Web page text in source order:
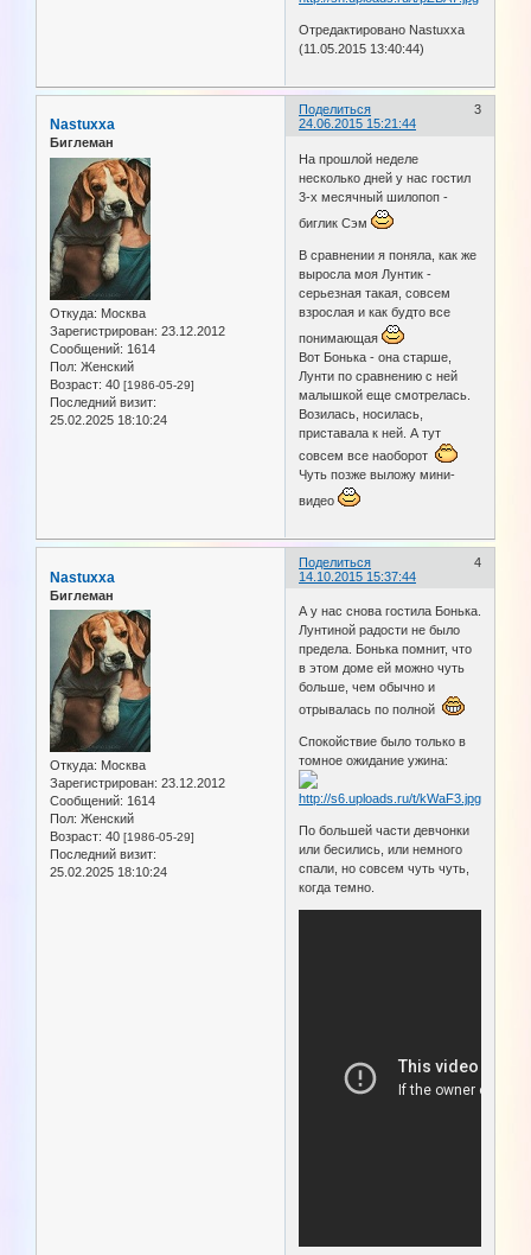
Отредактировано Nastuxxa
(11.05.2015 13:40:44)
Поделиться
3
24.06.2015 15:21:44
Nastuxxa
Биглеман
Откуда: Москва
Зарегистрирован: 23.12.2012
Сообщений: 1614
Пол: Женский
Возраст: 40 [1986-05-29]
Последний визит:
25.02.2025 18:10:24
На прошлой неделе
несколько дней у нас гостил
3-х месячный шилопоп -
биглик Сэм
В сравнении я поняла, как же
выросла моя Лунтик -
серьезная такая, совсем
взрослая и как будто все
понимающая
Вот Бонька - она старше,
Лунти по сравнению с ней
малышкой еще смотрелась.
Возилась, носилась,
приставала к ней. А тут
совсем все наоборот
Чуть позже выложу мини-
видео
Поделиться
4
14.10.2015 15:37:44
Nastuxxa
Биглеман
Откуда: Москва
Зарегистрирован: 23.12.2012
Сообщений: 1614
Пол: Женский
Возраст: 40 [1986-05-29]
Последний визит:
25.02.2025 18:10:24
А у нас снова гостила Бонька.
Лунтиной радости не было
предела. Бонька помнит, что
в этом доме ей можно чуть
больше, чем обычно и
отрывалась по полной
Спокойствие было только в
томное ожидание ужина:
По большей части девчонки
или бесились, или немного
спали, но совсем чуть чуть,
когда темно.